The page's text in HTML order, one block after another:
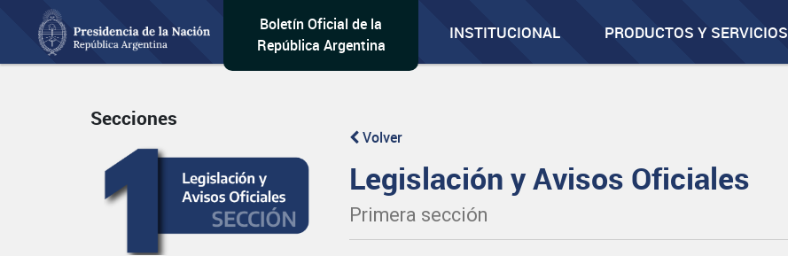
Boletín Oficial de la
República Argentina
INSTITUCIONAL PRODUCTOS Y SERVICIOS
Secciones
Volver
Legislación y Avisos Oficiales
Primera sección